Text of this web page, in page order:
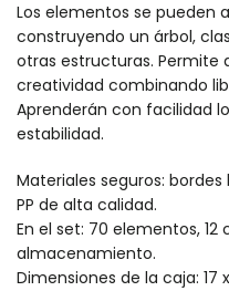
Los elementos se pueden
construyendo un árbol,
otras estructuras. Permite
creatividad combinando
Aprenderán con facilidad
estabilidad.
Materiales seguros:
PP de alta calidad.
En el set: 70 elementos, 12
almacenamiento.
Dimensiones de la caja: 17 x